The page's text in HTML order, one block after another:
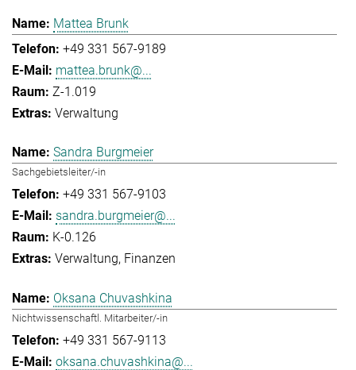
Mattea Brunk
+49 331 567-9189
mattea.brunk@...
Z-1.019
Verwaltung
Sandra Burgmeier
Sachgebietsleiter/-in
+49 331 567-9103
sandra.burgmeier@...
K-0.126
Verwaltung Finanzen
Oksana Chuvashkina
Nichtwissenschaftl. Mitarbeiter/-in
+49 331 567-9113
oksana.chuvashkina@...